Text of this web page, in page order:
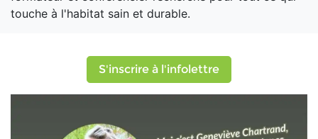
touche à l'habitat sain et durable.
S'inscrire à l'infolettre